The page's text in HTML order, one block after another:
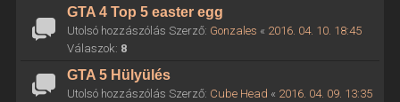
GTA 4 Top 5 easter egg
Utolsó hozzászólás Szerző: Gonzales « 2016. 04. 10. 18:45
Válaszok: 8
GTA 5 Hülyülés
Utolsó hozzászólás Szerző: Cube Head « 2016. 04. 09. 13:35